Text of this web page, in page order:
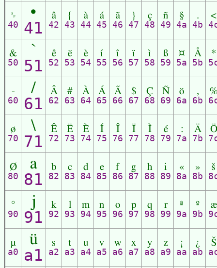
␠
40
•
41
â
42
{
43
à
44
á
45
ã
46
}
47
ç
48
ñ
49
§
4a
.
4b
<
&
50
`
51
ê
52
ë
53
è
54
í
55
î
56
ï
57
ì
58
ß
59
¤
5a
Å
5b
*
-
60
/
61
Â
62
#
63
À
64
Á
65
Ã
66
$
67
Ç
68
Ñ
69
ö
6a
,
6b
ø
70
\
71
Ê
72
Ë
73
È
74
Í
75
Î
76
Ï
77
Ì
78
é
79
:
7a
Ä
7b
Ö
Ø
80
a
81
b
82
c
83
d
84
e
85
f
86
g
87
h
88
i
89
«
8a
»
8b
š
°
90
j
91
k
92
l
93
m
94
n
95
o
96
p
97
q
98
r
99
ª
9a
º
9b
æ
µ
a0
ü
a1
s
a2
t
a3
u
a4
v
a5
w
a6
x
a7
y
a8
z
a9
¡
aa
¿
ab
Š